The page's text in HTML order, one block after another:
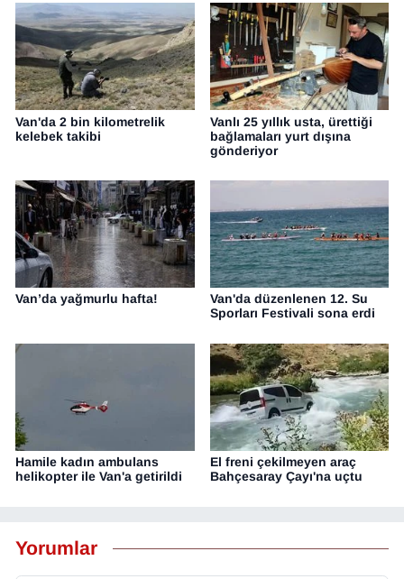
Van'da 2 bin kilometrelik
kelebek takibi
Vanlı 25 yıllık usta, ürettiği
bağlamaları yurt dışına
gönderiyor
Van’da yağmurlu hafta!
Van'da düzenlenen 12. Su
Sporları Festivali sona erdi
Hamile kadın ambulans
helikopter ile Van'a getirildi
El freni çekilmeyen araç
Bahçesaray Çayı'na uçtu
Yorumlar